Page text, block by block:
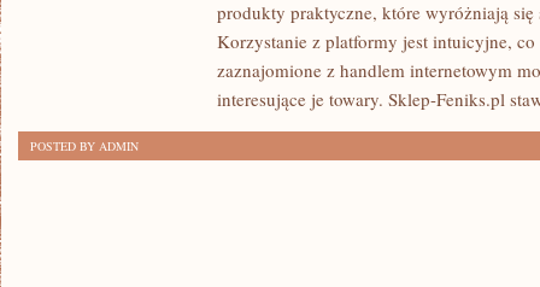
produkty praktyczne, które wyróżniają
Korzystanie z platformy jest intuicyjne,
zaznajomione z handlem internetowym
interesujące je towary. Sklep-Feniks.pl
POSTED BY ADMIN